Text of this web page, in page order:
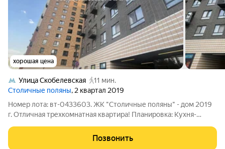
хорошая цена
Улица Скобелевская
11 мин.
Столичные поляны, 2 квартал 2019
Номер лота: вт-0433603. ЖК "Столичные поляны" - дом 2019
г. Отличная трехкомнатная квартира! Планировка: Кухня-
-12 м2 Два санузла Окна в тихий зеленый двор Во дворе
детский сад и школа.
Позвонить